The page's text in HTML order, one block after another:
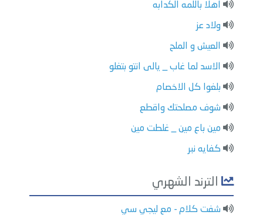
اهلا باللمه الكدابه
ولاد عز
العيش و الملح
الاسد لما غاب _ يالى انتو بتغلو
بلغوا كل الاخصام
شوف مصلحتك واقطع
مين باع مين _ غلطت مين
كفايه نبر
الترند الشهري
شفت كلام - مع ليجي سي